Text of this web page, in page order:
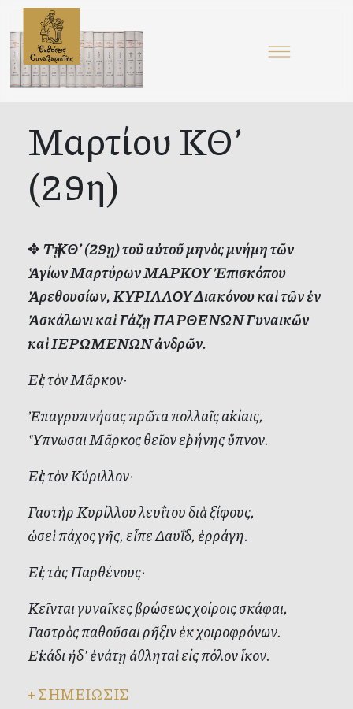
Μαρτίου ΚΘ’
(29η)
✥Τῇ ΚΘ’ (29ῃ) τοῦ αὐτοῦ μηνὸς μνήμη τῶν
Ἁγίων Μαρτύρων ΜΑΡΚΟΥ Ἐπισκόπου
Ἀρεθουσίων, ΚΥΡΙΛΛΟΥ Διακόνου καὶ τῶν ἐν
Ἀσκάλωνι καὶ Γάζῃ ΠΑΡΘΕΝΩΝ Γυναικῶν
καὶ ΙΕΡΩΜΕΝΩΝ ἀνδρῶν.
Εἰς τὸν Μᾶρκον·
Ἐπαγρυπνήσας πρῶτα πολλαῖς αἰκίαις,
Ὕπνωσαι Μᾶρκος θεῖον εἰρήνης ὕπνον.
Εἰς τὸν Κύριλλον·
Γαστὴρ Κυρίλλου λευΐτου διὰ ξίφους,
ὡσεὶ πάχος γῆς, εἶπε Δαυΐδ, ἐρράγη.
Εἰς τὰς Παρθένους·
Κεῖνται γυναῖκες βρώσεως χοίροις σκάφαι,
Γαστρὸς παθοῦσαι ρῆξιν ἐκ χοιροφρόνων.
Εἰκάδι ἠδ’ ἐνάτῃ ἀθληταὶ είς πόλον ἷκον.
+ΣΗΜΕΙΩΣΙΣ